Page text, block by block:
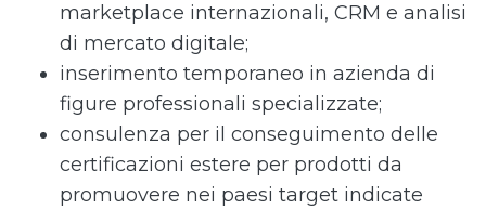
marketplace internazionali, CRM e analisi
di mercato digitale;
inserimento temporaneo in azienda di
figure professionali specializzate;
consulenza per il conseguimento delle
certificazioni estere per prodotti da
promuovere nei paesi target indicate